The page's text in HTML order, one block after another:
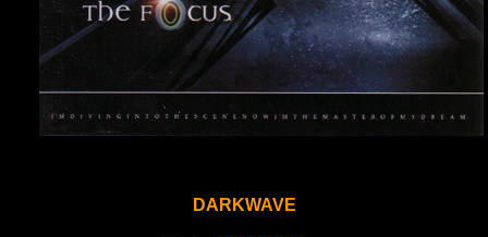
DARKWAVE